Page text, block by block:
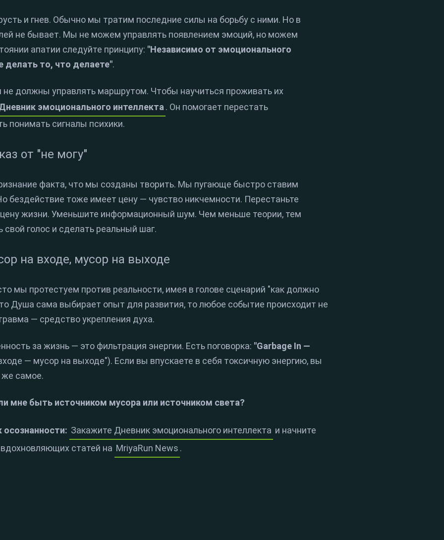
и гнев. Обычно мы тратим последние силы на борьбу с ними. Но в
не бывает. Мы не можем управлять появлением эмоций, но можем
апатии следуйте принципу: "Независимо от эмоционального
делать то, что делаете".
не должны управлять маршрутом. Чтобы научиться проживать их
эмоционального интеллекта . Он помогает перестать
понимать сигналы психики.
от "не могу"
факта, что мы созданы творить. Мы пугающе быстро ставим
бездействие тоже имеет цену — чувство никчемности. Перестаньте
жизни. Уменьшите информационный шум. Чем меньше теории, тем
голос и сделать реальный шаг.
на входе, мусор на выходе
мы протестуем против реальности, имея в голове сценарий "как должно
Душа сама выбирает опыт для развития, то любое событие происходит не
— средство укрепления духа.
за жизнь — это фильтрация энергии. Есть поговорка: "Garbage In —
— мусор на выходе"). Если вы впускаете в себя токсичную энергию, вы
же самое.
мне быть источником мусора или источником света?
Закажите Дневник эмоционального интеллекта и начните
статей на MriyaRun News .